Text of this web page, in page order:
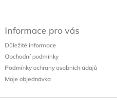
Informace pro vás
Důležité informace
Obchodní podmínky
Podmínky ochrany osobních údajů
Moje objednávka